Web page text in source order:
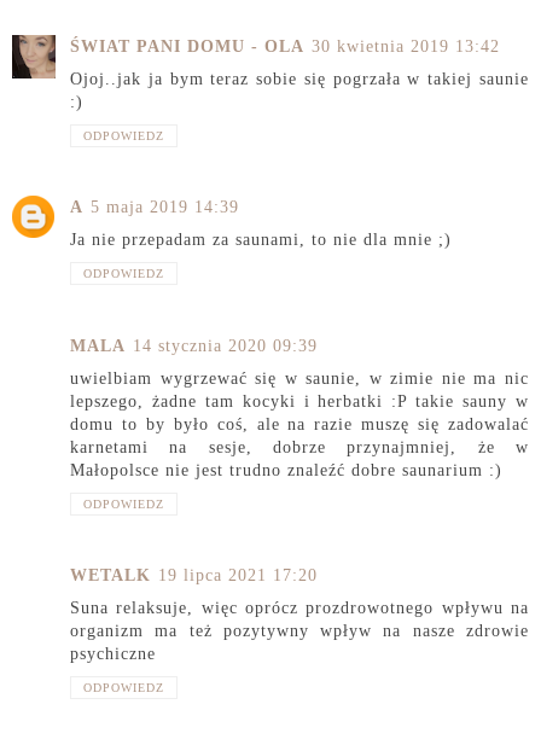
ŚWIAT PANI DOMU - OLA 30 kwietnia 2019 13:42
Ojoj..jak ja bym teraz sobie się pogrzała w takiej saunie
:)
ODPOWIEDZ
A 5 maja 2019 14:39
Ja nie przepadam za saunami, to nie dla mnie ;)
ODPOWIEDZ
MALA 14 stycznia 2020 09:39
uwielbiam wygrzewać się w saunie, w zimie nie ma nic
lepszego, żadne tam kocyki i herbatki :P takie sauny w
domu to by było coś, ale na razie muszę się zadowalać
karnetami na sesje, dobrze przynajmniej, że w
Małopolsce nie jest trudno znaleźć dobre saunarium :)
ODPOWIEDZ
WETALK 19 lipca 2021 17:20
Suna relaksuje, więc oprócz prozdrowotnego wpływu na
organizm ma też pozytywny wpływ na nasze zdrowie
psychiczne
ODPOWIEDZ